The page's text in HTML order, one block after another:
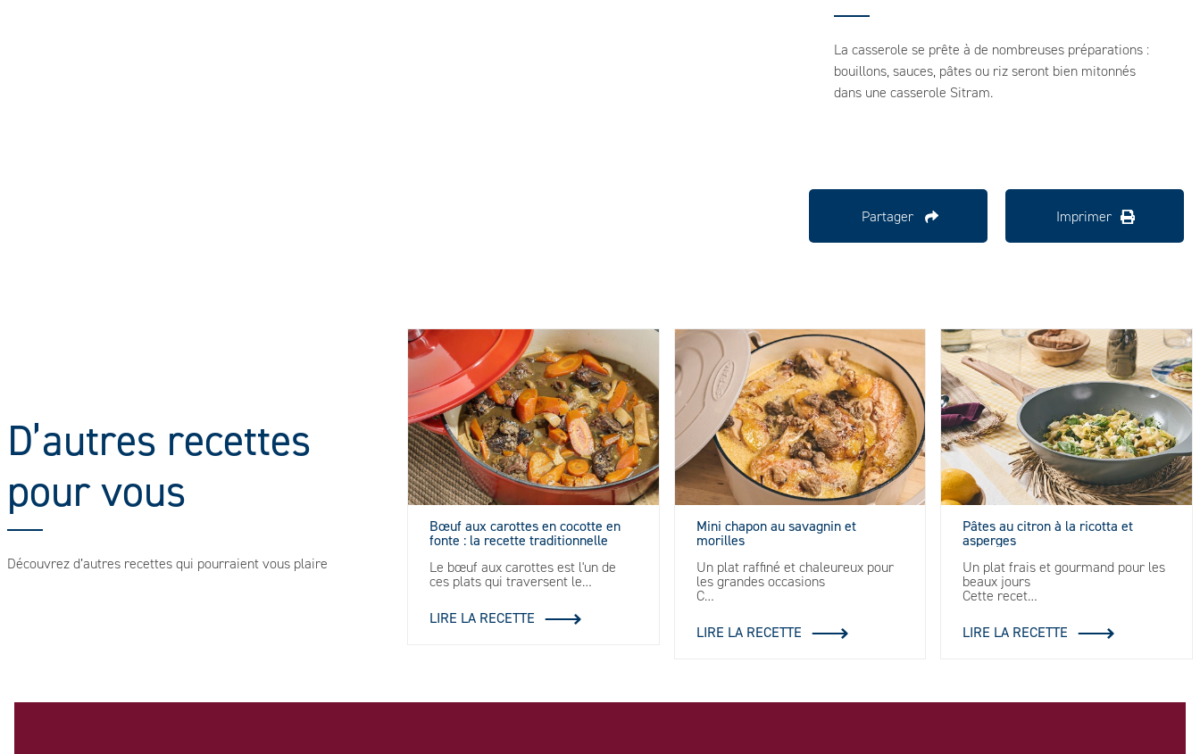
La casserole se prête à de nombreuses préparations :
bouillons, sauces, pâtes ou riz seront bien mitonnés
dans une casserole Sitram.
Partager Imprimer
D’autres recettes
pour vous
Découvrez d’autres recettes qui pourraient vous plaire
Bœuf aux carottes en cocotte en
fonte : la recette traditionnelle
Le bœuf aux carottes est l'un de
ces plats qui traversent le…
LIRE LA RECETTE
Mini chapon au savagnin et
morilles
Un plat raffiné et chaleureux pour
les grandes occasions
C…
LIRE LA RECETTE
Pâtes au citron à la ricotta et
asperges
Un plat frais et gourmand pour les
beaux jours
Cette recet…
LIRE LA RECETTE